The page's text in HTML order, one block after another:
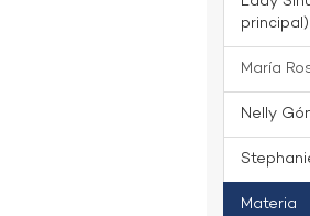
María
Nelly
Materia